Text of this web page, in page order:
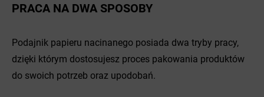
PRACA NA DWA SPOSOBY
Podajnik papieru nacinanego posiada dwa tryby pracy,
dzięki którym dostosujesz proces pakowania produktów
do swoich potrzeb oraz upodobań.